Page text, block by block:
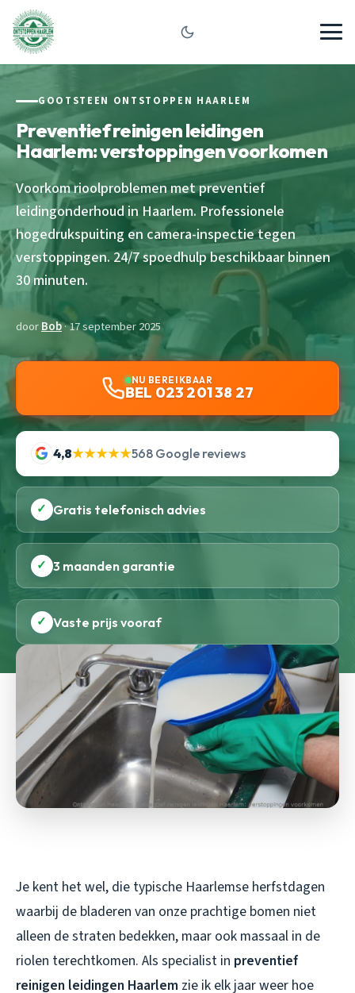
GOOTSTEEN ONTSTOPPEN HAARLEM
Preventief reinigen leidingen
Haarlem: verstoppingen voorkomen
Voorkom rioolproblemen met preventief
leidingonderhoud in Haarlem. Professionele
hogedrukspuiting en camera-inspectie tegen
verstoppingen. 24/7 spoedhulp beschikbaar binnen
30 minuten.
doorBob· 17 september 2025
NU BEREIKBAAR
BEL 023 201 38 27
4,8★★★★★568 Google reviews
✓ Gratis telefonisch advies
✓ 3 maanden garantie
✓ Vaste prijs vooraf
Je kent het wel, die typische Haarlemse herfstdagen
waarbij de bladeren van onze prachtige bomen niet
alleen de straten bedekken, maar ook massaal in de
riolen terechtkomen. Als specialist in preventief
reinigen leidingen Haarlem zie ik elk jaar weer hoe